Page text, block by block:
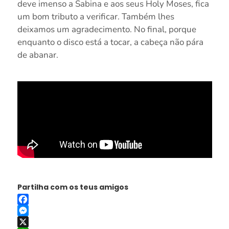
deve imenso a Sabina e aos seus Holy Moses, fica
um bom tributo a verificar. Também lhes
deixamos um agradecimento. No final, porque
enquanto o disco está a tocar, a cabeça não pára
de abanar.
Partilha com os teus amigos
Facebook
Messenger